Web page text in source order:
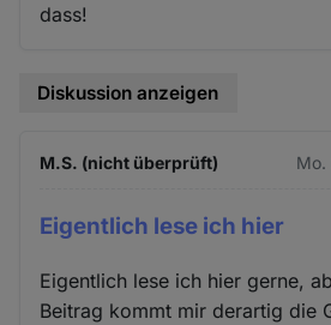
dass!
Diskussion anzeigen
M.S. (nicht überprüft)
Eigentlich lese ich hier
Eigentlich lese ich hier gerne,
Beitrag kommt mir derartig die